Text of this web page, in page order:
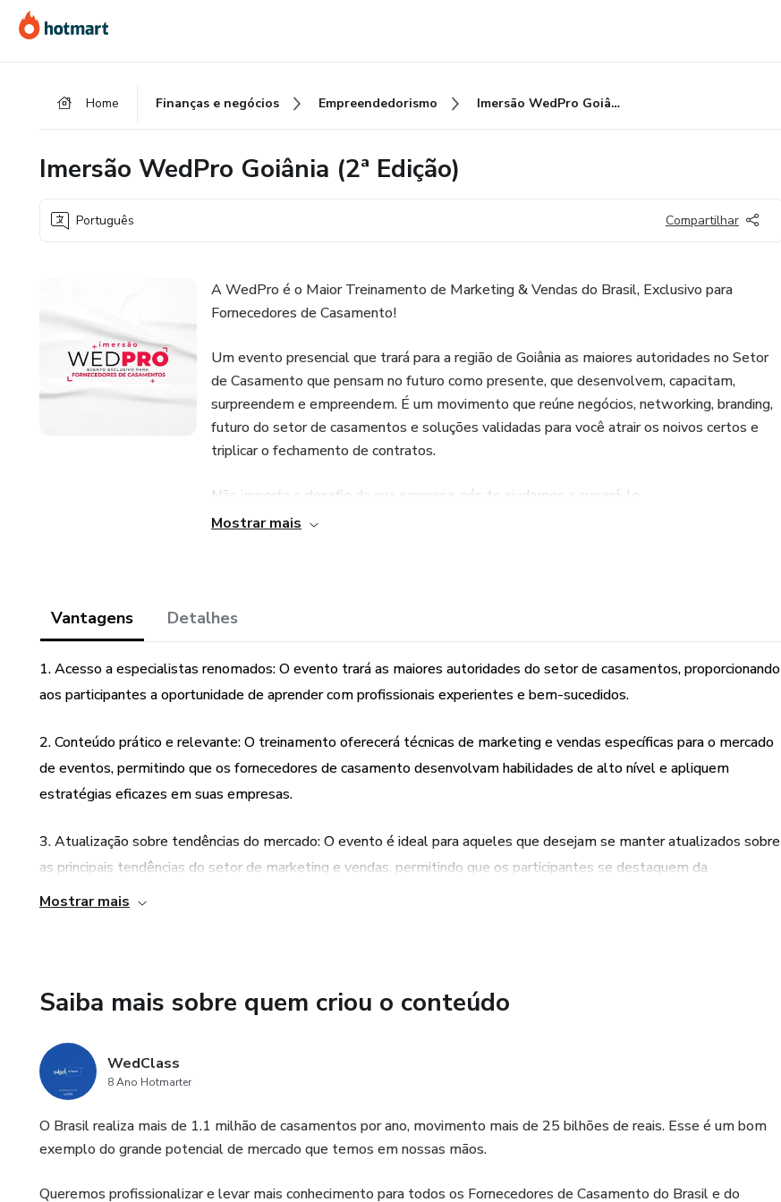
para
o
para
o
para
o
Home Finanças e negócios Empreendedorismo Imersão WedPro Goiânia (2ª Edição)
Imersão WedPro Goiânia (2ª Edição)
Português Compartilhar
A WedPro é o Maior Treinamento de Marketing & Vendas do Brasil, Exclusivo para
Fornecedores de Casamento!
Um evento presencial que trará para a região de Goiânia as maiores autoridades no Setor
de Casamento que pensam no futuro como presente, que desenvolvem, capacitam,
surpreendem e empreendem. É um movimento que reúne negócios, networking, branding,
futuro do setor de casamentos e soluções validadas para você atrair os noivos certos e
triplicar o fechamento de contratos.
Não importa o desafio da sua empresa, nós te ajudamos a superá-lo.
• Conteúdo prático para alavancar sua empresa: descubra as principais técnicas de
>>>PARA QUEM É ESSE EVENTO?
- Para quem deseja se atualizar sobre as principais tendências de Marketing & Vendas;
- Empreendedores que desejam se posicionar no mercado de eventos e se destacar da
- Fornecedores de Casamento que desejam atrair os noivos certos e triplicar o fechamento
de contrato!
.
.
.
Mostrar mais
Vantagens Detalhes
1. Acesso a especialistas renomados: O evento trará as maiores autoridades do setor de casamentos, proporcionando
aos participantes a oportunidade de aprender com profissionais experientes e bem-sucedidos.
2. Conteúdo prático e relevante: O treinamento oferecerá técnicas de marketing e vendas específicas para o mercado
de eventos, permitindo que os fornecedores de casamento desenvolvam habilidades de alto nível e apliquem
estratégias eficazes em suas empresas.
3. Atualização sobre tendências do mercado: O evento é ideal para aqueles que desejam se manter atualizados sobre
as principais tendências do setor de marketing e vendas, permitindo que os participantes se destaquem da
concorrência e se posicionem de forma estratégica no mercado de eventos.
para o crescimento de seus negócios.
5. Resultados comprovados: A WedPro é um movimento consolidado no mercado de eventos, com soluções
validadas que ajudam os fornecedores de casamento a atrair os noivos certos e triplicar o fechamento de contratos.
Participar do evento significa ter acesso a estratégias comprovadas e resultados reais.
Mostrar mais
Saiba mais sobre quem criou o conteúdo
WedClass
8 Ano Hotmarter
O Brasil realiza mais de 1.1 milhão de casamentos por ano, movimento mais de 25 bilhões de reais. Esse é um bom
exemplo do grande potencial de mercado que temos em nossas mãos.
Queremos profissionalizar e levar mais conhecimento para todos os Fornecedores de Casamento do Brasil e do